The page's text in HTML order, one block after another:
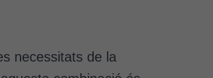
necessitats de la